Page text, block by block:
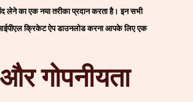
का एक नया तरीका प्रदान करता है। इन सभी
क्रिकेट ऐप डाउनलोड करना आपके लिए एक
गोपनीयता